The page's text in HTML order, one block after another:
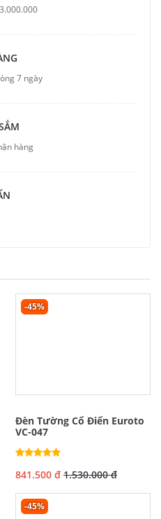
7 ngày
hàng
-45%
Đèn Tường Cổ Điển Euroto
VC-047
841.500 đ 1.530.000 đ
-45%